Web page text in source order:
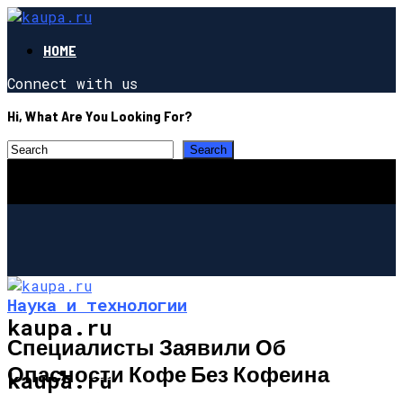
HOME
Connect with us
Hi, What Are You Looking For?
kaupa.ru
kaupa.ruПОЗНАВАТЕЛЬНОЕ
Наука и технологии
Специалисты Заявили Об
Опасности Кофе Без Кофеина